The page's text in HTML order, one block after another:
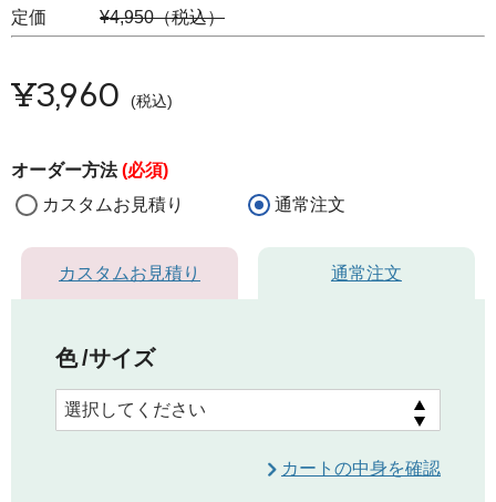
定価 ¥4,950（税込）
¥3,960 税込
オーダー方法(必須)
カスタムお見積り
通常注文
カスタムお見積り 通常注文
色 サイズ
カートの中身を確認